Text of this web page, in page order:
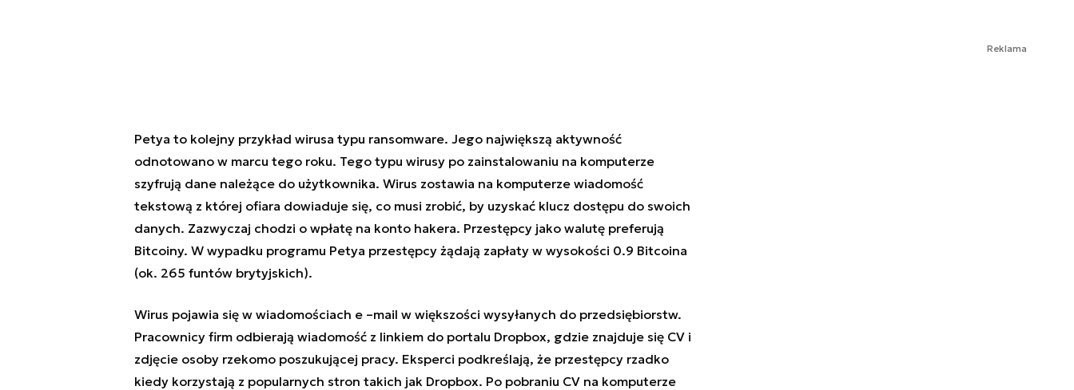
Petya to kolejny przykład wirusa typu ransomware. Jego największą aktywność
odnotowano w marcu tego roku. Tego typu wirusy po zainstalowaniu na komputerze
szyfrują dane należące do użytkownika. Wirus zostawia na komputerze wiadomość
tekstową z której ofiara dowiaduje się, co musi zrobić, by uzyskać klucz dostępu do swoich
danych. Zazwyczaj chodzi o wpłatę na konto hakera. Przestępcy jako walutę preferują
Bitcoiny. W wypadku programu Petya przestępcy żądają zapłaty w wysokości 0.9 Bitcoina
(ok. 265 funtów brytyjskich).
Wirus pojawia się w wiadomościach e –mail w większości wysyłanych do przedsiębiorstw.
Pracownicy firm odbierają wiadomość z linkiem do portalu Dropbox, gdzie znajduje się CV i
zdjęcie osoby rzekomo poszukującej pracy. Eksperci podkreślają, że przestępcy rzadko
kiedy korzystają z popularnych stron takich jak Dropbox. Po pobraniu CV na komputerze
Reklama